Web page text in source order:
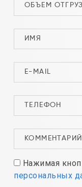
Нажимая
персональных